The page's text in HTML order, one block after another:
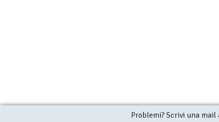
Problemi? Scrivi una